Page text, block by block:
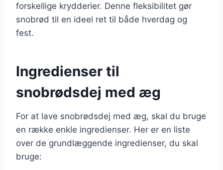
forskellige krydderier. Denne fleksibilitet gør
snobrød til en ideel ret til både hverdag og
fest.
Ingredienser til
snobrødsdej med æg
For at lave snobrødsdej med æg, skal du bruge
en række enkle ingredienser. Her er en liste
over de grundlæggende ingredienser, du skal
bruge: